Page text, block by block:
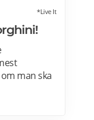
*Live It
man ska
och